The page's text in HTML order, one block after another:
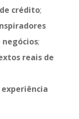
crédito;
;
reais de